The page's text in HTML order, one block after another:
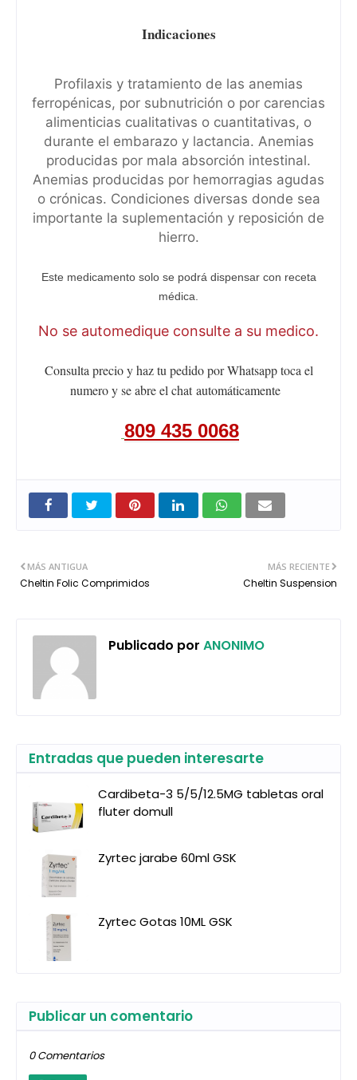
Indicaciones
Profilaxis y tratamiento de las anemias
ferropénicas, por subnutrición o por carencias
alimenticias cualitativas o cuantitativas, o
durante el embarazo y lactancia. Anemias
producidas por mala absorción intestinal.
Anemias producidas por hemorragias agudas
o crónicas. Condiciones diversas donde sea
importante la suplementación y reposición de
hierro.
Este medicamento solo se podrá dispensar con receta
médica.
No se automedique consulte a su medico.
Consulta precio y haz tu pedido por Whatsapp toca el
numero y se abre el chatautomáticamente
809 435 0068
MÁS RECIENTE
Cheltin Suspension
MÁS ANTIGUA
Cheltin Folic Comprimidos
Publicado por ANONIMO
Entradas que pueden interesarte
Cardibeta-3 5/5/12.5MG tabletas oral
fluter domull
Zyrtec jarabe 60ml GSK
Zyrtec Gotas 10ML GSK
Publicar un comentario
0 Comentarios